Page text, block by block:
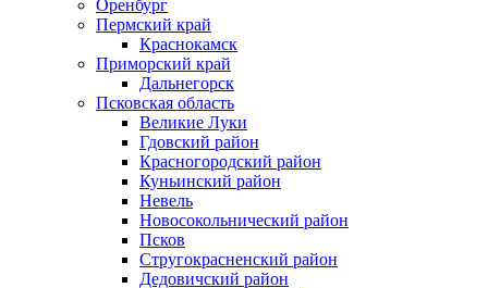
Оренбург
Пермский край
Краснокамск
Приморский край
Дальнегорск
Псковская область
Великие Луки
Гдовский район
Красногородский район
Куньинский район
Невель
Новосокольнический район
Псков
Стругокрасненский район
Дедовичский район